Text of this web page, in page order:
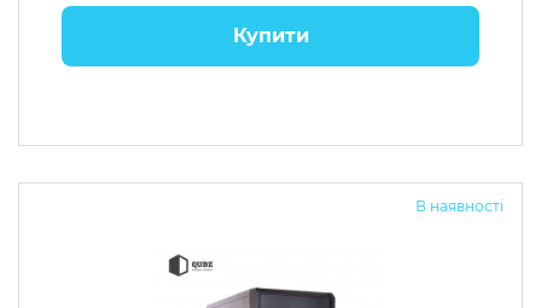
Купити
В наявності